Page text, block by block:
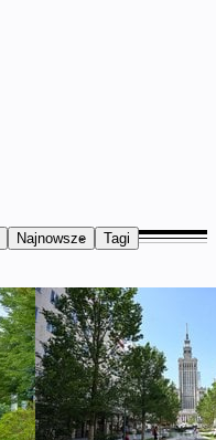
Najnowsze Tagi